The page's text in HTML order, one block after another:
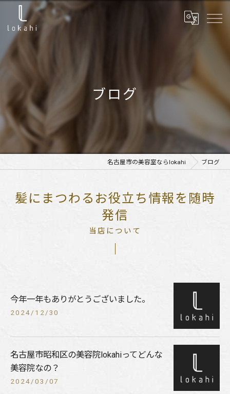
ブログ
名古屋市の美容室ならlokahi ブログ
髪にまつわるお役立ち情報を随時
発信
当店について
今年一年もありがとうございました。
2024/12/30
名古屋市昭和区の美容院lokahiってどんな
美容院なの？
2024/03/07